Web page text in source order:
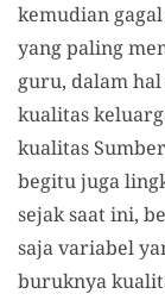
kemudian
yang paling
guru, dalam
kualitas
kualitas
begitu juga
sejak saat ini,
saja variabel
buruknya